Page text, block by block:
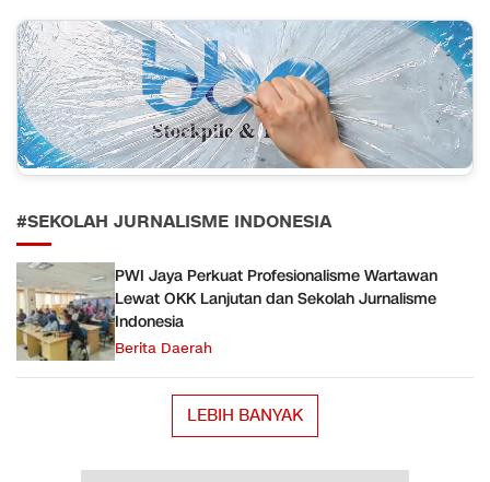
#SEKOLAH JURNALISME INDONESIA
PWI Jaya Perkuat Profesionalisme Wartawan
Lewat OKK Lanjutan dan Sekolah Jurnalisme
Indonesia
Berita Daerah
LEBIH BANYAK